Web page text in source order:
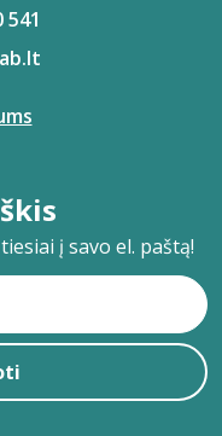
541
į savo el. paštą!